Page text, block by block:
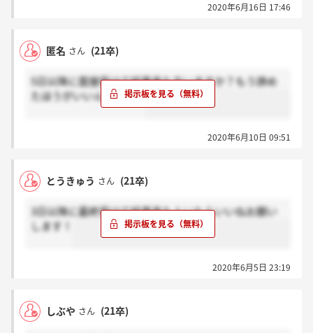
2020年6月16日 17:46
匿名 さん (21卒)
5日以降に面接受けて結果来た方いますか？もう諦め
たほうがいいんですかね
2020年6月10日 09:51
とうきゅう さん (21卒)
3日以降に最終受けて結果来た人いたらいいねお願い
します！
2020年6月5日 23:19
しぶや さん (21卒)